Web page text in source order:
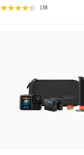
138